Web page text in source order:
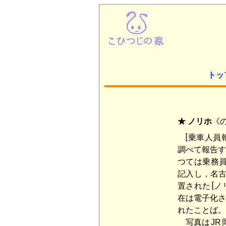
ト
★ ノリホ 《
[乗車人員
調べて報告
つては乗務
記入し，名
置された [ノ
在は電子化
れたことば。
写真はJR